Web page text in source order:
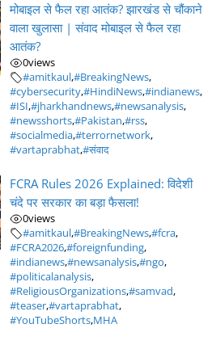
मोबाइल से फैल रहा आतंक? झारखंड से चौंकाने
वाला खुलासा | संवाद मोबाइल से फैल रहा
आतंक?
0views
#amitkaul,#BreakingNews,
#cybersecurity,#HindiNews,#indianews,
#ISI,#jharkhandnews,#newsanalysis,
#newsshorts,#Pakistan,#rss,
#socialmedia,#terrornetwork,
#vartaprabhat,#संवाद
FCRA Rules 2026 Explained: विदेशी
चंदे पर सरकार का बड़ा फैसला!
0views
#amitkaul,#BreakingNews,#fcra,
#FCRA2026,#foreignfunding,
#indianews,#newsanalysis,#ngo,
#politicalanalysis,
#ReligiousOrganizations,#samvad,
#teaser,#vartaprabhat,
#YouTubeShorts,MHA